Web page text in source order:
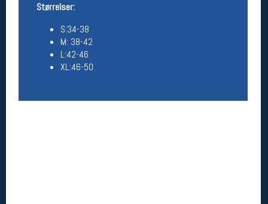
Størrelser:
S:34-38
M: 38-42
L:42-46
XL:46-50
Magasinet
Medlemstilbud og aktiviteter
MELD DEG INN GRATIS